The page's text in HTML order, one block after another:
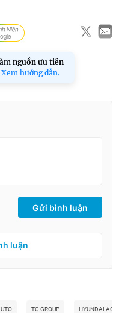
nguồn ưu tiên
Xem hướng dẫn.
Gửi bình luận
luận
TC GROUP HYUNDAI